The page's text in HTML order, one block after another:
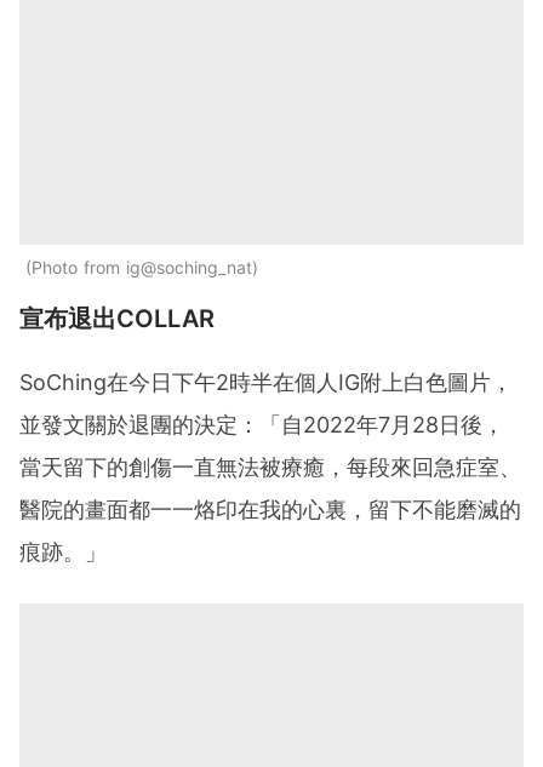
Photo from ig@soching_nat
宣布退出COLLAR
SoChing在今日下午2時半在個人IG附上白色圖片，
並發文關於退團的決定：「自2022年7月28日後，
當天留下的創傷一直無法被療癒，每段來回急症室、
醫院的畫面都一一烙印在我的心裏，留下不能磨滅的
痕跡。」